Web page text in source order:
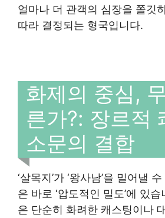
얼마나 더 관객의 심장을 쫄깃
따라 결정되는 형국입니다.
화제의 중심,
른가?: 장르적
소문의 결합
‘살목지’가 ‘왕사남’을 밀어낼
은 바로 ‘압도적인 밀도’에 있
은 단순히 화려한 캐스팅이나